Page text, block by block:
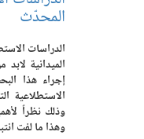
المحدّث
الدراسات
الميدانية
إجراء هذا
الاستطلاعية
وذلك نظراً
وهذا ما لفت